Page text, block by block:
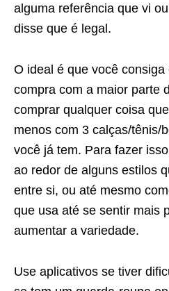
alguma referência que vi
disse que é legal.
O ideal é que você
compra com a maior parte
comprar qualquer coisa
menos com 3 calças/tênis/
você já tem. Para fazer
ao redor de alguns estilos
entre si, ou até mesmo
que usa até se sentir mais
aumentar a variedade.
Use aplicativos se tiver